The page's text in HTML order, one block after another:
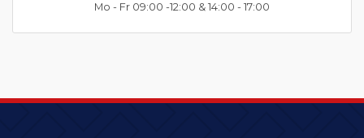
Mo - Fr 09:00 -12:00 & 14:00 - 17:00